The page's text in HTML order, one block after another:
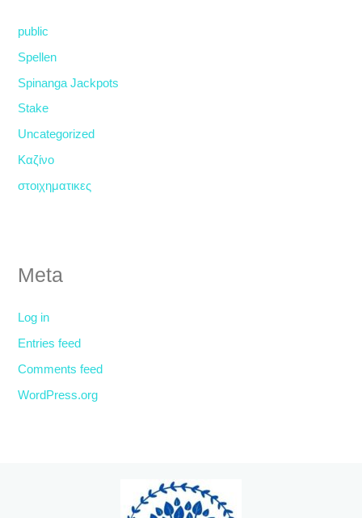
public
Spellen
Spinanga Jackpots
Stake
Uncategorized
Καζίνο
στοιχηματικες
Meta
Log in
Entries feed
Comments feed
WordPress.org